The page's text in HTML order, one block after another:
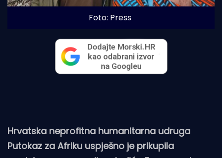
Foto: Press
Hrvatska neprofitna humanitarna udruga
Putokaz za Afriku uspješno je prikupila